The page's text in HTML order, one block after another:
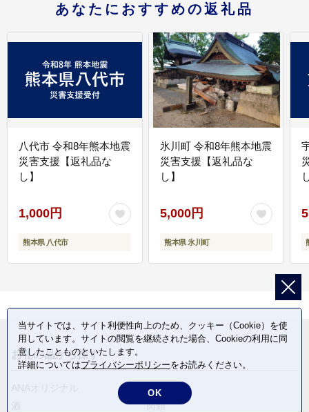
あなたにおすすめの返礼品
八代市 令和8年熊本地震
災害支援【返礼品な
し】
1,000円
熊本県 八代市
氷川町 令和8年熊本地震
災害支援【返礼品な
し】
5,000円
熊本県 氷川町
お礼の品から探す
定期便
肉類
当サイトでは、サイト利便性向上のため、クッキー（Cookie）を使
用しています。サイトの閲覧を継続された場合、Cookieの利用に同
意したことものといたします。
詳細についてはプライバシーポリシーをお読みください。
OK